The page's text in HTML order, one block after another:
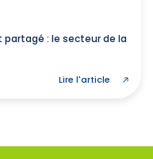
: le secteur de la
Lire l'article